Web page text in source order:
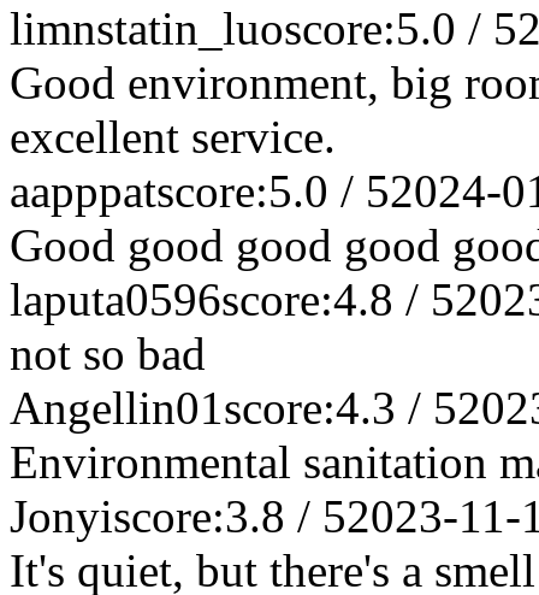
limnstatin_luoscore:5.0 / 5
Good environment, big
excellent service.
aapppatscore:5.0 / 52024-
Good good good good
laputa0596score:4.8 / 5
not so bad
Angellin01score:4.3 / 5
Environmental sanitation
Jonyiscore:3.8 / 52023-11-
It's quiet, but there's a